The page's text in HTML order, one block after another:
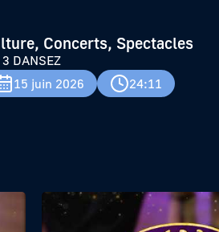
Concerts, Spectacles
DANSEZ
15 juin 2026
24:11